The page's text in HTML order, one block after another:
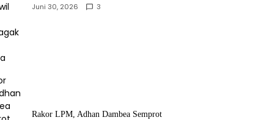
Ketenagakerjaan Sulama‎‎
Juni 30, 2026 3
‎Rakor LPM, Adhan Dambea Semprot